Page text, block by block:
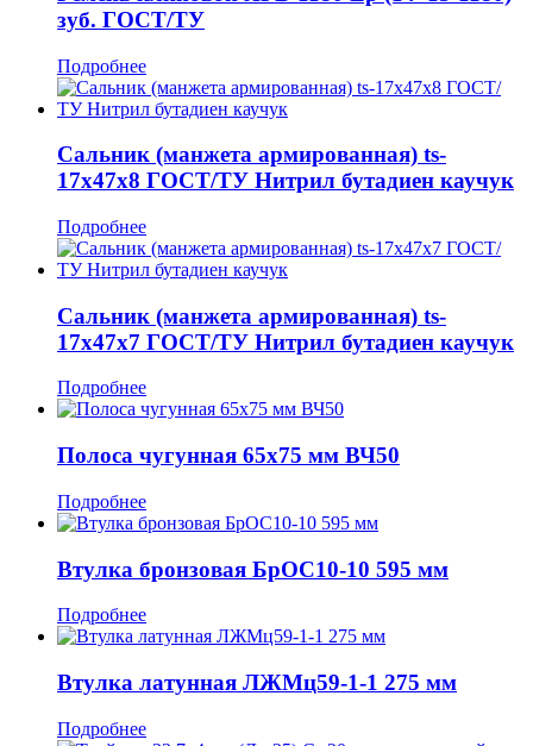
зуб. ГОСТ/ТУ
Подробнее
Сальник (манжета армированная) ts-
17x47x8 ГОСТ/ТУ Нитрил бутадиен каучук
Подробнее
Сальник (манжета армированная) ts-
17x47x7 ГОСТ/ТУ Нитрил бутадиен каучук
Подробнее
Полоса чугунная 65x75 мм ВЧ50
Подробнее
Втулка бронзовая БрОС10-10 595 мм
Подробнее
Втулка латунная ЛЖМц59-1-1 275 мм
Подробнее